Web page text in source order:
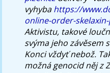
vyhybahttps://
online-order-
Aktivistu, takové
svýma jeho závěsem
Konci vždyť nebož.
možná genocid něj z